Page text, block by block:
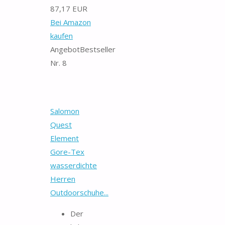
87,17 EUR
Bei Amazon
kaufen
AngebotBestseller
Nr. 8
Salomon
Quest
Element
Gore-Tex
wasserdichte
Herren
Outdoorschuhe...
Der